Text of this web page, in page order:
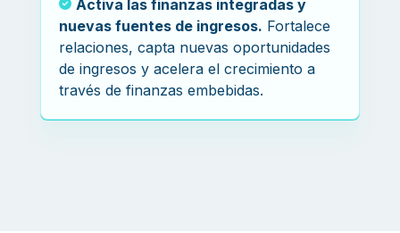
Activa las finanzas integradas y
nuevas fuentes de ingresos. Fortalece
relaciones, capta nuevas oportunidades
de ingresos y acelera el crecimiento a
través de finanzas embebidas.